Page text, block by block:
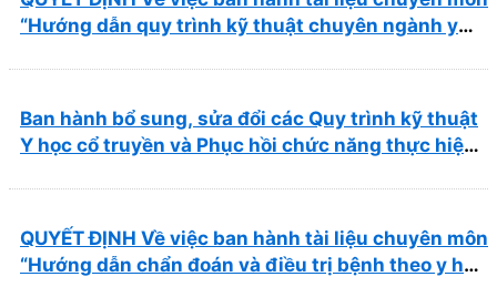
“Hướng dẫn quy trình kỹ thuật chuyên ngành y
Ban hành bổ sung, sửa đổi các Quy trình kỹ thuật
Y học cổ truyền và Phục hồi chức năng thực hiện
QUYẾT ĐỊNH Về việc ban hành tài liệu chuyên môn
“Hướng dẫn chẩn đoán và điều trị bệnh theo y học